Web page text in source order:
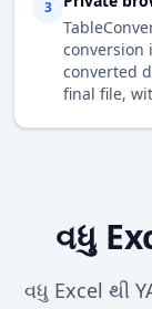
3
conversion
converted
final file,
વધુ
વધુ Excel થી